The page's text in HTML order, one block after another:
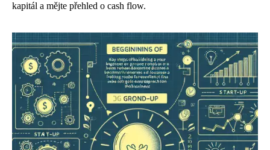
kapitál a mějte přehled o cash flow.